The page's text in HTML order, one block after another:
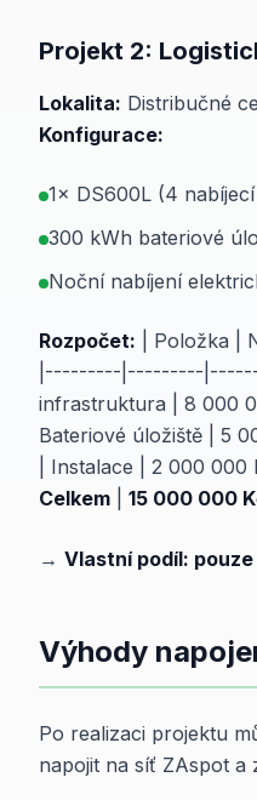
Projekt 2:
Lokalita: Distribučné
Konfigurace:
1× DS600L (4
300 kWh bateriové
Noční nabíjení
Rozpočet: | Položka |
|---------|---------
infrastruktura | 8 000
Bateriové úložiště | 5
| Instalace | 2 000 000
Celkem
15 000 000
→ Vlastní podíl:
Výhody
Po realizaci projektu
napojit na síť ZAspot a